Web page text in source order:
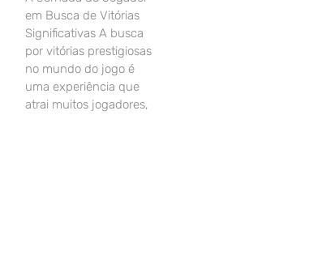
em Busca de Vitórias
Significativas A busca
por vitórias prestigiosas
no mundo do jogo é
uma experiência que
atrai muitos jogadores,